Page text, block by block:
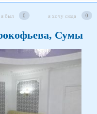
я был 0 я хочу сюда 0
Сумы
соцсетях